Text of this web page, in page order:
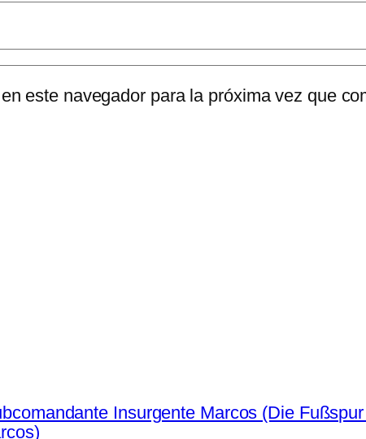
este navegador para la próxima vez que
Insurgente Marcos (Die